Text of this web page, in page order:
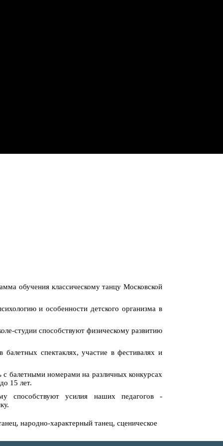
обучения классическому танцу Московской
и особенности детского организма в
студии способствуют физическому развитию
спектаклях, участие в фестивалях и
с балетными номерами на различных конкурсах
15 лет.
способствуют усилия наших педагогов -
народно-характерный танец, сценическое